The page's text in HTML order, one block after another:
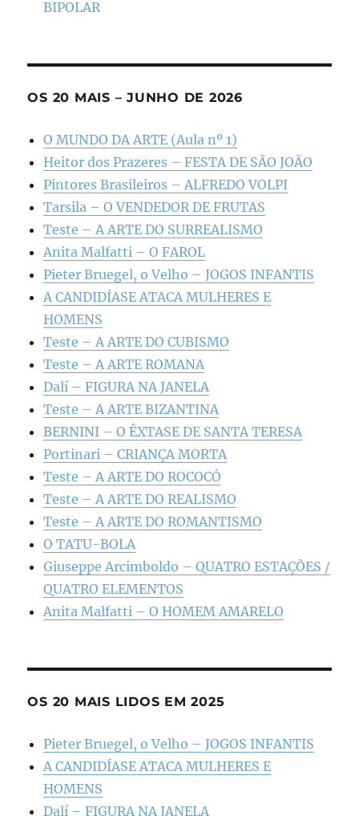
BIPOLAR
OS 20 MAIS – JUNHO DE 2026
O MUNDO DA ARTE (Aula nº 1)
Heitor dos Prazeres – FESTA DE SÃO JOÃO
Pintores Brasileiros – ALFREDO VOLPI
Tarsila – O VENDEDOR DE FRUTAS
Teste – A ARTE DO SURREALISMO
Anita Malfatti – O FAROL
Pieter Bruegel, o Velho – JOGOS INFANTIS
A CANDIDÍASE ATACA MULHERES E
HOMENS
Teste – A ARTE DO CUBISMO
Teste – A ARTE ROMANA
Dalí – FIGURA NA JANELA
Teste – A ARTE BIZANTINA
BERNINI – O ÊXTASE DE SANTA TERESA
Portinari – CRIANÇA MORTA
Teste – A ARTE DO ROCOCÓ
Teste – A ARTE DO REALISMO
Teste – A ARTE DO ROMANTISMO
O TATU-BOLA
Giuseppe Arcimboldo – QUATRO ESTAÇÕES /
QUATRO ELEMENTOS
Anita Malfatti – O HOMEM AMARELO
OS 20 MAIS LIDOS EM 2025
Pieter Bruegel, o Velho – JOGOS INFANTIS
A CANDIDÍASE ATACA MULHERES E
HOMENS
Dalí – FIGURA NA JANELA